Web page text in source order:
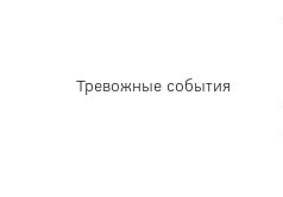
Тревожные события